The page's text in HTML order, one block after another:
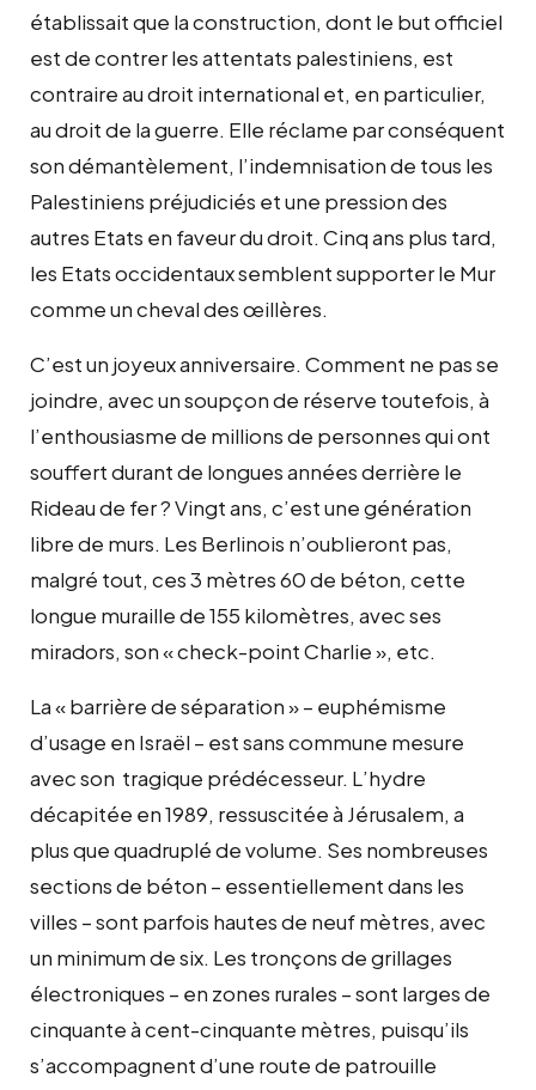
établissait que la construction, dont le but officiel
est de contrer les attentats palestiniens, est
contraire au droit international et, en particulier,
au droit de la guerre. Elle réclame par conséquent
son démantèlement, l’indemnisation de tous les
Palestiniens préjudiciés et une pression des
autres Etats en faveur du droit. Cinq ans plus tard,
les Etats occidentaux semblent supporter le Mur
comme un cheval des œillères.
C’est un joyeux anniversaire. Comment ne pas se
joindre, avec un soupçon de réserve toutefois, à
l’enthousiasme de millions de personnes qui ont
souffert durant de longues années derrière le
Rideau de fer ? Vingt ans, c’est une génération
libre de murs. Les Berlinois n’oublieront pas,
malgré tout, ces 3 mètres 60 de béton, cette
longue muraille de 155 kilomètres, avec ses
miradors, son « check-point Charlie », etc.
La « barrière de séparation » – euphémisme
d’usage en Israël – est sans commune mesure
avec son tragique prédécesseur. L’hydre
décapitée en 1989, ressuscitée à Jérusalem, a
plus que quadruplé de volume. Ses nombreuses
sections de béton – essentiellement dans les
villes – sont parfois hautes de neuf mètres, avec
un minimum de six. Les tronçons de grillages
électroniques – en zones rurales – sont larges de
cinquante à cent-cinquante mètres, puisqu’ils
s’accompagnent d’une route de patrouille